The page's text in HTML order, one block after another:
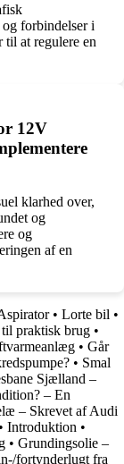
forbindelser i
til at regulere en
12V
klarhed over,
og
og
af en
• Lorte bil •
praktisk brug •
• Går
• Smal
Sjælland –
– En
– Skrevet af Audi
• Introduktion •
• Grundingsolie –
fortynderlugt fra